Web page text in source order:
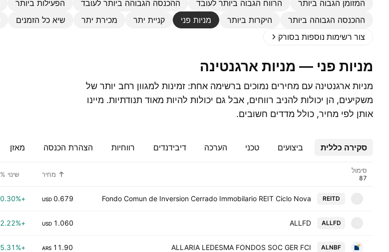
המזומן הגבוה ביותר
הרווח הגבוה ביותר לעובד ההכנסה הגבוהה ביותר לעובד הפעילות ביותר
ההכנסה הגבוהה ביותר
היקרות ביותר מניות פני קניית יתר מכירת יתר שיא כל הזמנים
צור רשימות נוספות בסורק
מניות פני — מניות ארגנטינה
‎מניות ארגנטינה‎ עם מחירים נמוכים ברשימה אחת: זמינות למגוון רחב יותר של
משקיעים, הן יכולות להניב רווחים, אבל גם יכולות להיות מאוד תנודתיות. מיינו
אותן לפי מחיר, כולל מדדים חשובים.
סקירה כללית ביצועים טכני הערכה דיבידנדים רווחיות הצהרת הכנסה מאזן
סימול מחיר שינוי %
REITD
Fondo Comun de Inversion Cerrado Immobilario REIT Ciclo Nova
0.679
USD
+0.30%
ALLFD
ALLFD
1.060
USD
+2.22%
ALNBF
ALLARIA LEDESMA FONDOS SOC GER FCI
11.90
ARS
+5.31%